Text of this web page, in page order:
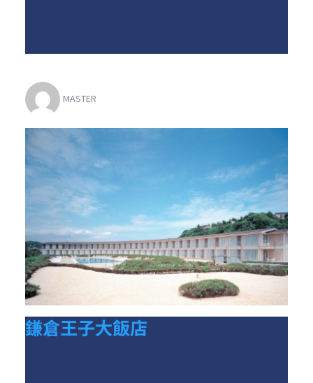
MASTER
鎌倉王子大飯店